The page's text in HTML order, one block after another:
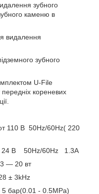
зубного
каменю в
видалення
зубного
U-File
кореневих
В 50Hz/60Hz( 220
60Hz 1.3A
— 20 вт
3kHz
- 0.5MPa)